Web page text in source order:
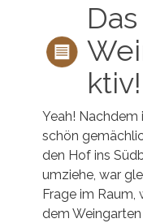
ktiv!
Yeah! Nachdem
schön
den Hof ins
umziehe, war
Frage im Raum,
dem